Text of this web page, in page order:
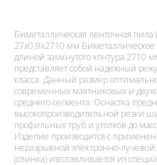
Биметаллическая ленточная пила
27х0,9x2710 мм Биметаллическое
длиной замкнутого контура
представляет собой надежный
класса. Данный размер
современных маятниковых и
среднего сегмента. Оснастка
высокопроизводительной резки
профильных труб и уголков до
Изделие производится с
неразрывной электронно-лучевой
(спинка) изготавливается из